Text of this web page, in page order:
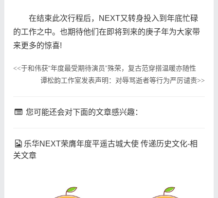
在结束此次行程后，NEXT又转身投入到年底忙碌
的工作之中。也期待他们在即将到来的庚子年为大家带
来更多的惊喜!
<<于和伟获“年度最受期待演员”殊荣，复古范穿搭温暖亦随性
谭松韵工作室发表声明：对辱骂逝者等行为严厉谴责>>
您可能还会对下面的文章感兴趣：
乐华NEXT荣膺年度平遥古城大使 传递历史文化-相
关文章